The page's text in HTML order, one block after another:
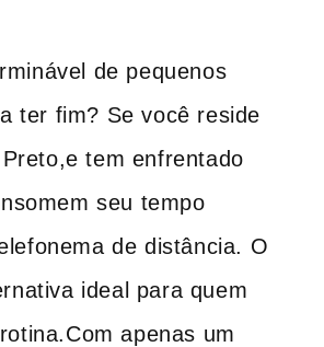
de pequenos
ter fim? Se ‌você reside
tem enfrentado
seu tempo
de​ distância.‌ O
ideal para quem
apenas um